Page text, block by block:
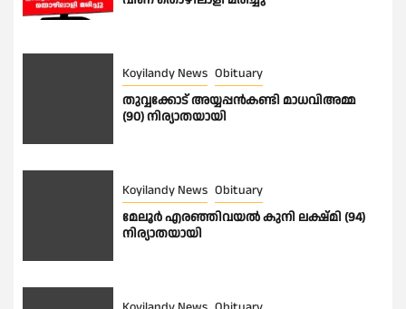
Koyilandy News Obituary
തുവ്വക്കോട് അയ്യപ്പൻകണ്ടി മാധവിഅമ്മ
(90) നിര്യാതയായി
Koyilandy News Obituary
മേലൂർ എരഞ്ഞിവയൽ കുനി ലക്ഷ്മി (94)
നിര്യാതയായി